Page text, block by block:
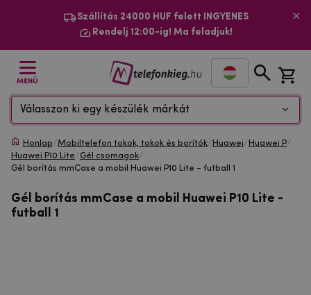
Szállítás 24000 HUF felett INGYENES
Rendelj 12:00-ig! Ma feladjuk!
MENÜ
Válasszon ki egy készülék márkát
Honlap/Mobiltelefon tokok, tokok és borítók/ Huawei/ Huawei P/
Huawei P10 Lite/Gél csomagok/
Gél borítás mmCase a mobil Huawei P10 Lite - futball 1
Gél borítás mmCase a mobil Huawei P10 Lite -
futball 1